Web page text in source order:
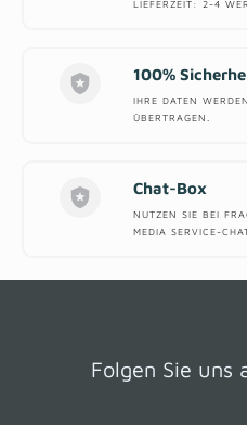
LIEFERZEIT: 2-4
100%
IHRE DATEN
ÜBERTRAGEN.
Chat-Box
NUTZEN SIE BEI
MEDIA SERVICE-
Folgen Sie uns